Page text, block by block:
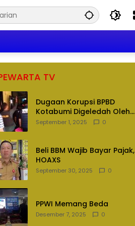
TV
Dugaan Korupsi BPBD
Kotabumi Digeledah Oleh
Tim Penyidik Polres
September 1, 2025 0
Beli BBM Wajib Bayar Pajak,
HOAXS
September 30, 2025 0
PPWI Memang Beda
Desember 7, 2025 0